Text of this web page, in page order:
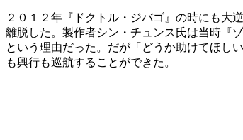
２０１２年『ドクトル・ジバゴ』の時にも大
離脱した。製作者シン・チュンス氏は当時『
という理由だった。だが「どうか助けてほし
も興行も巡航することができた。